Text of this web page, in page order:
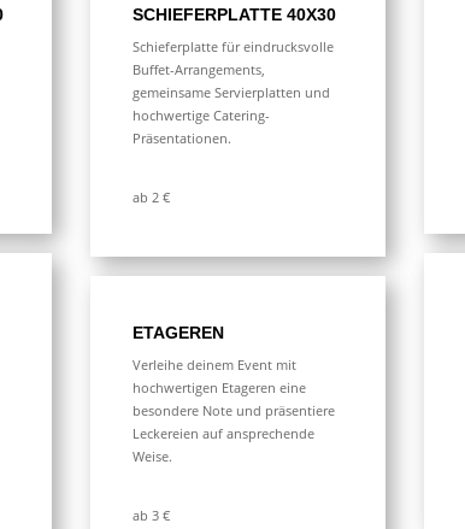
SCHIEFERPLATTE 40X30
Schieferplatte für eindrucksvolle
Buffet-Arrangements,
gemeinsame Servierplatten und
hochwertige Catering-
Präsentationen.
ab 2 €
ETAGEREN
Verleihe deinem Event mit
hochwertigen Etageren eine
besondere Note und präsentiere
Leckereien auf ansprechende
Weise.
ab 3 €